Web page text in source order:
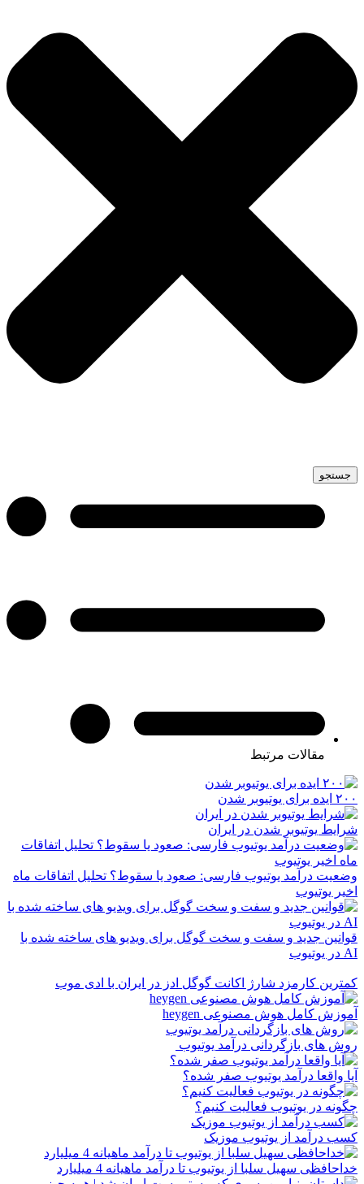
جستجو
مقالات مرتبط
۲۰۰ ایده برای یوتیوبر شدن
شرایط یوتیوبر شدن در ایران
وضعیت درآمد یوتیوب فارسی: صعود یا سقوط؟ تحلیل اتفاقات ماه
اخیر یوتیوب
قوانین جدید و سفت و سخت گوگل برای ویدیو های ساخته شده با
AI در یوتیوب
کمترین کارمزد شارژ اکانت گوگل ادز در ایران با ادی موب
آموزش کامل هوش مصنوعی heygen
روش های بازگردانی درآمد یوتیوب
آیا واقعا درآمد یوتیوب صفر شده؟
چگونه در یوتیوب فعالیت کنیم؟
کسب درآمد از یوتیوب موزیک
خداحافظی سهیل سلبا از یوتیوب تا درآمد ماهیانه 4 میلیارد